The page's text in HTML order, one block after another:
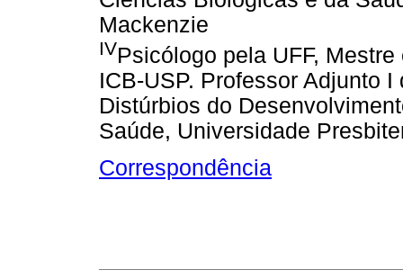
Mackenzie
IVPsicólogo pela UFF,
ICB-USP. Professor Adjunto
Distúrbios do
Saúde, Universidade
Correspondência